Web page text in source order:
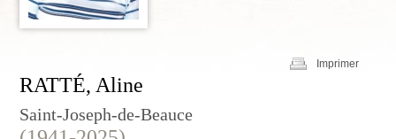
Imprimer
RATTÉ, Aline
Saint-Joseph-de-Beauce